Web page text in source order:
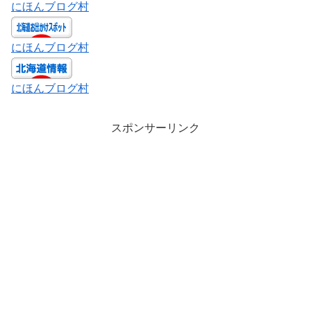
にほんブログ村
にほんブログ村
にほんブログ村
スポンサーリンク